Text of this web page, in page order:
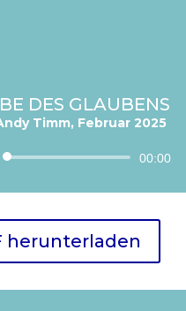
DES GLAUBENS
Timm, Februar 2025
Audio
00:00
herunterladen